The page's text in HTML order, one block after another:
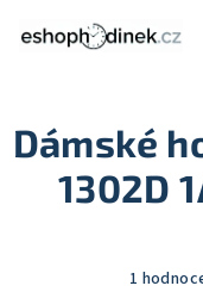
Dámské
1302D
Průměrné
1